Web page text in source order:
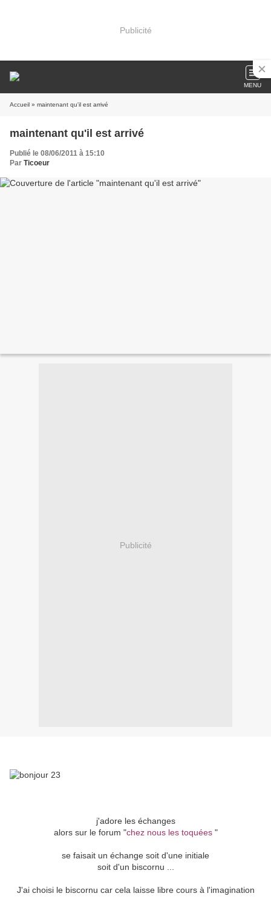
Publicité
MENU
Accueil » maintenant qu'il est arrivé
maintenant qu'il est arrivé
Publié le 08/06/2011 à 15:10
Par Ticoeur
Publicité
j'adore les échanges
alors sur le forum "chez nous les toquées"
se faisait un échange soit d'une initiale
soit d'un biscornu ...
J'ai choisi le biscornu car cela laisse libre cours à l'imagination